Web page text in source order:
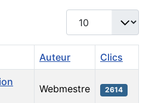
Afficher #
Auteur Clics
Webmestre 2614